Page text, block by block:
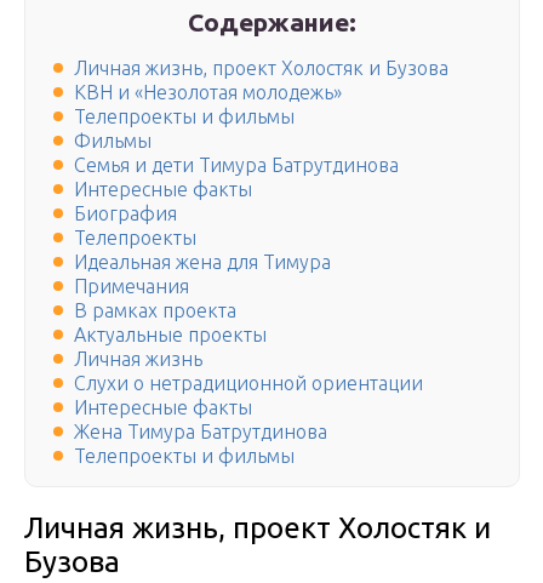
Содержание:
Личная жизнь, проект Холостяк и Бузова
КВН и «Незолотая молодежь»
Телепроекты и фильмы
Фильмы
Семья и дети Тимура Батрутдинова
Интересные факты
Биография
Телепроекты
Идеальная жена для Тимура
Примечания
В рамках проекта
Актуальные проекты
Личная жизнь
Слухи о нетрадиционной ориентации
Интересные факты
Жена Тимура Батрутдинова
Телепроекты и фильмы
Личная жизнь, проект Холостяк и
Бузова